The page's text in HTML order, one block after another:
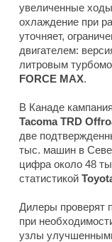
увеличенные
охлаждение при
уточняет,
двигателем:
литровым
FORCE MAX.
В Канаде
Tacoma TRD
две
тыс. машин в
цифра около 48
статистикой
Дилеры проверят
при
узлы